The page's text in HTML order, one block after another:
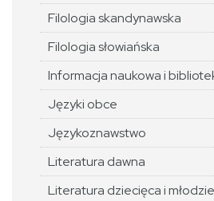
Filologia skandynawska
Filologia słowiańska
Informacja naukowa i
Języki obce
Językoznawstwo
Literatura dawna
Literatura dziecięca i